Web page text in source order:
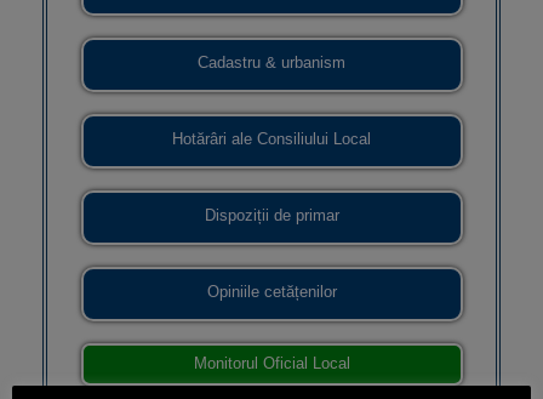
Cadastru & urbanism
Hotărâri ale Consiliului Local
Dispoziții de primar
Opiniile cetățenilor
Monitorul Oficial Local